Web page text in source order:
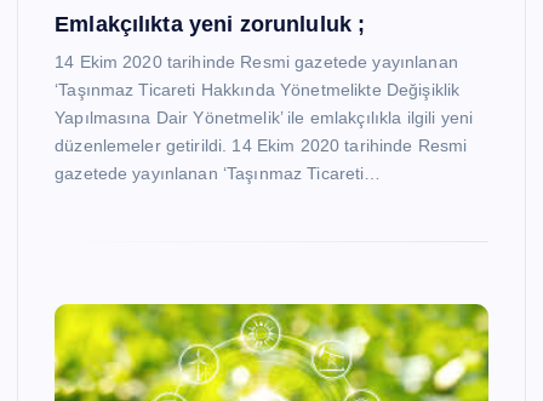
Emlakçılıkta yeni zorunluluk ;
14 Ekim 2020 tarihinde Resmi gazetede yayınlanan
‘Taşınmaz Ticareti Hakkında Yönetmelikte Değişiklik
Yapılmasına Dair Yönetmelik’ ile emlakçılıkla ilgili yeni
düzenlemeler getirildi. 14 Ekim 2020 tarihinde Resmi
gazetede yayınlanan ‘Taşınmaz Ticareti…